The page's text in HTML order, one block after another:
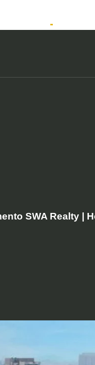
SWA Realty |